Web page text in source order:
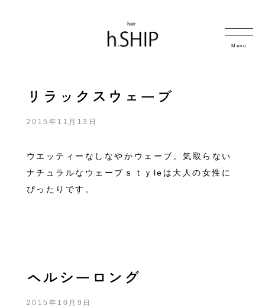
Menu
リラックスウェーブ
2015年11月13日
ウエッティーなしなやかウェーブ。気取らない
ナチュラルなウェーブｓｔｙleは大人の女性に
ぴったりです。
ヘルシーロング
2015年10月9日